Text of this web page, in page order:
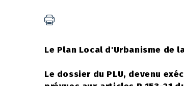
Le Plan Local d'Urbanisme de
Le dossier du PLU, devenu